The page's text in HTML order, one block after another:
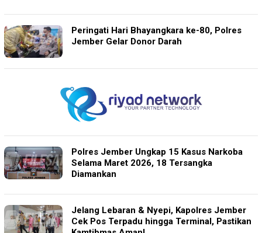
Peringati Hari Bhayangkara ke-80, Polres
Jember Gelar Donor Darah
Polres Jember Ungkap 15 Kasus Narkoba
Selama Maret 2026, 18 Tersangka
Diamankan
Jelang Lebaran & Nyepi, Kapolres Jember
Cek Pos Terpadu hingga Terminal, Pastikan